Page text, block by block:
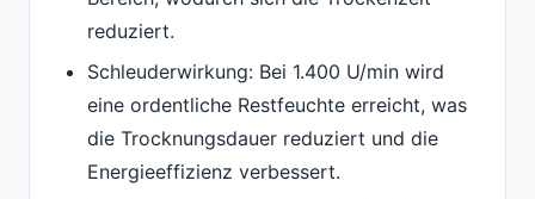
reduziert.
Schleuderwirkung: Bei 1.400 U/min wird
eine ordentliche Restfeuchte erreicht, was
die Trocknungsdauer reduziert und die
Energieeffizienz verbessert.